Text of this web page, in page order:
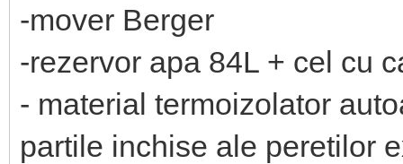
-mover Berger
-rezervor apa 84L + cel cu
- material termoizolator
partile inchise ale peretilor